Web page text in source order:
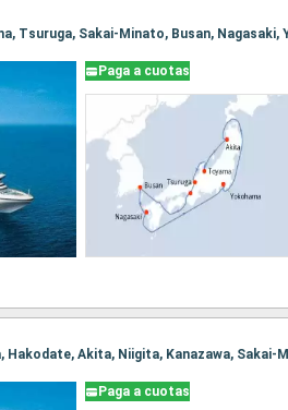
Tsuruga, Sakai-Minato, Busan, Nagasaki,
Paga a cuotas
Paga a cuotas